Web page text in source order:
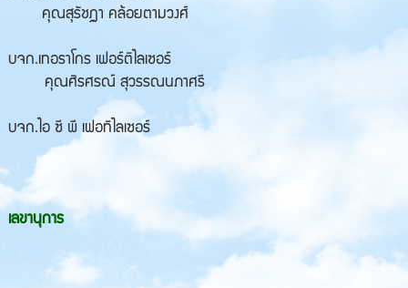
คุณสุรัชฏา คล้อยตามวงศ์
บจก.เทอราโกร เฟอร์ติไลเซอร์
คุณศิรศรณ์ สุวรรณนภาศรี
บจก.ไอ ซี พี เฟอทิไลเซอร์
เลขานุการ